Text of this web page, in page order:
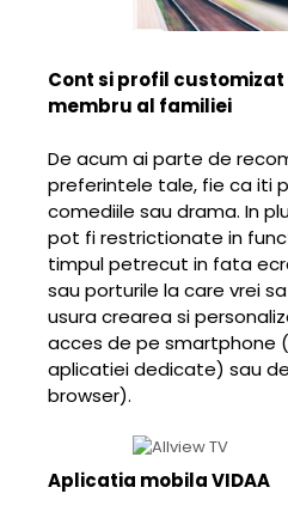
Cont si profil
membru al familiei
De acum ai parte de
preferintele tale, fie ca iti
comediile sau drama. In
pot fi restrictionate in
timpul petrecut in fata
sau porturile la care vrei
usura crearea si
acces de pe smartphone
aplicatiei dedicate) sau
browser).
Aplicatia mobila VIDAA